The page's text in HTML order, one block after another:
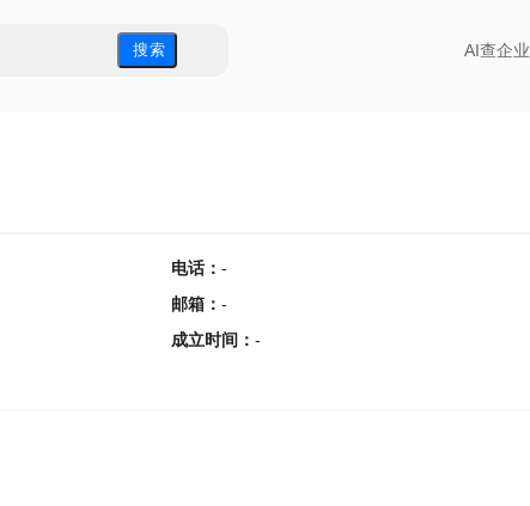
搜 索 AI查企业
电话： -
邮箱 ： -
成立时间 ： -